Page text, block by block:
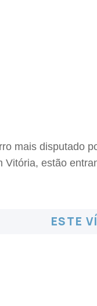
mais disputado
estão
ESTE